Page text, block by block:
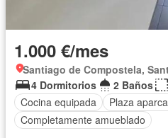
1.000 €/mes
Santiago de Compostela,
4 Dormitorios
2 Baños
Cocina equipada
Plaza
Completamente amueblado